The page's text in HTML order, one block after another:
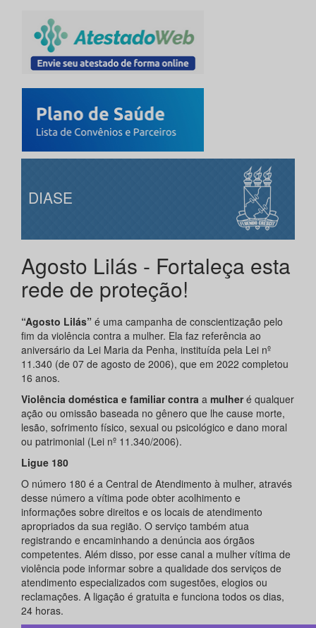
DIASE
Agosto Lilás - Fortaleça esta
rede de proteção!
“Agosto Lilás” é uma campanha de conscientização pelo
fim da violência contra a mulher. Ela faz referência ao
aniversário da Lei Maria da Penha, instituída pela Lei nº
11.340 (de 07 de agosto de 2006), que em 2022 completou
16 anos.
Violência doméstica e familiar contra a mulheré qualquer
ação ou omissão baseada no gênero que lhe cause morte,
lesão, sofrimento físico, sexual ou psicológico e dano moral
ou patrimonial (Lei nº 11.340/2006).
Ligue 180
O número 180 é a Central de Atendimento à mulher, através
desse número a vítima pode obter acolhimento e
informações sobre direitos e os locais de atendimento
apropriados da sua região. O serviço também atua
registrando e encaminhando a denúncia aos órgãos
competentes. Além disso, por esse canal a mulher vítima de
violência pode informar sobre a qualidade dos serviços de
atendimento especializados com sugestões, elogios ou
reclamações. A ligação é gratuita e funciona todos os dias,
24 horas.